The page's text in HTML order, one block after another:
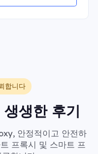
합니다
생한 후기
안정적이고 안전하
프록시 및 스마트 프